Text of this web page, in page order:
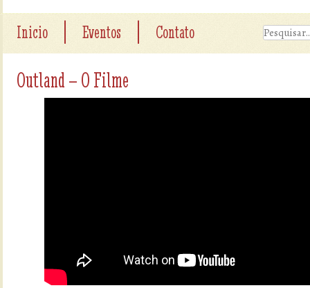
Inicio Eventos Contato
Outland – O Filme